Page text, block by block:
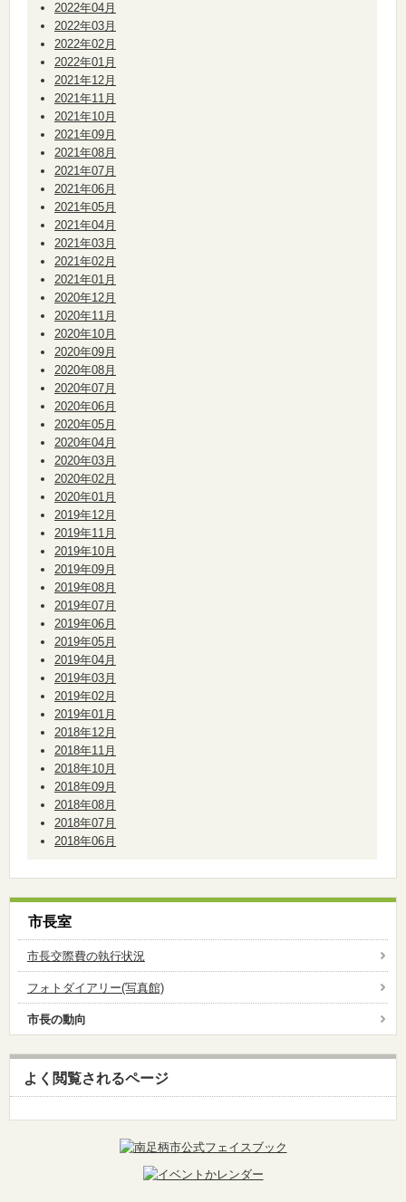
2022年04月
2022年03月
2022年02月
2022年01月
2021年12月
2021年11月
2021年10月
2021年09月
2021年08月
2021年07月
2021年06月
2021年05月
2021年04月
2021年03月
2021年02月
2021年01月
2020年12月
2020年11月
2020年10月
2020年09月
2020年08月
2020年07月
2020年06月
2020年05月
2020年04月
2020年03月
2020年02月
2020年01月
2019年12月
2019年11月
2019年10月
2019年09月
2019年08月
2019年07月
2019年06月
2019年05月
2019年04月
2019年03月
2019年02月
2019年01月
2018年12月
2018年11月
2018年10月
2018年09月
2018年08月
2018年07月
2018年06月
市長室
市長交際費の執行状況
フォトダイアリー(写真館)
市長の動向
よく閲覧されるページ